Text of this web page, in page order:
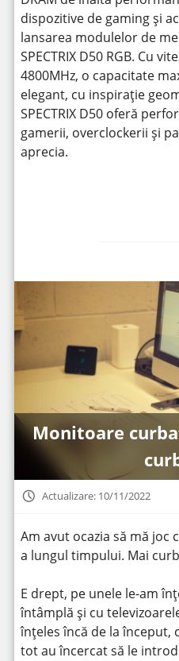
dispozitive de gaming și
lansarea modulelor de
SPECTRIX D50 RGB. Cu
4800MHz, o capacitate
elegant, cu inspirație
SPECTRIX D50 oferă
gamerii, overclockerii și
aprecia.
Monitoare
Actualizare: 10/11/2022
Am avut ocazia să mă joc
a lungul timpului. Mai
E drept, pe unele le-am
întâmplă și cu
înțeles încă de la început,
tot au încercat să le